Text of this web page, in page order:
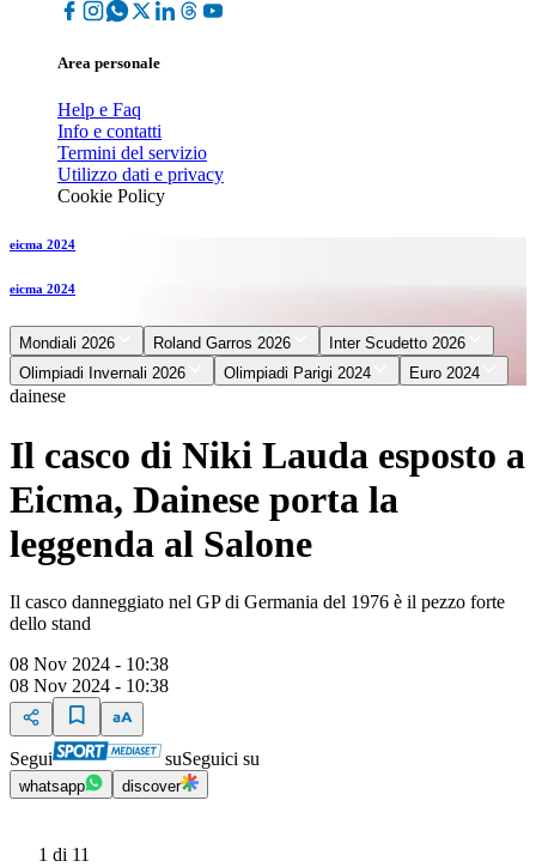
Area personale
Help e Faq
Info e contatti
Termini del servizio
Utilizzo dati e privacy
Cookie Policy
eicma 2024
eicma 2024
Mondiali 2026 Roland Garros 2026
Inter Scudetto 2026
Olimpiadi Invernali 2026
Olimpiadi Parigi 2024 Euro 2024
dainese
Il casco di Niki Lauda esposto a
Eicma, Dainese porta la
leggenda al Salone
Il casco danneggiato nel GP di Germania del 1976 è il pezzo forte
dello stand
08 Nov 2024 - 10:38
08 Nov 2024 - 10:38
Segui suSeguici su
whatsapp discover
1 di 11